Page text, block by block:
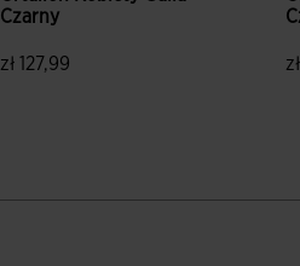
Czarny
zł 127,99